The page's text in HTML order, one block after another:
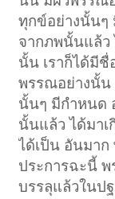
ทุกข์อย่างนั้นๆ
จากภพนั้นแล้ว
นั้น เราก็ได้มี
พรรณอย่างนั้น
นั้นๆ มีกำหนด
นั้นแล้ว ได้มา
ได้เป็น อันมาก
ประการฉะนี้
บรรลุแล้วในป